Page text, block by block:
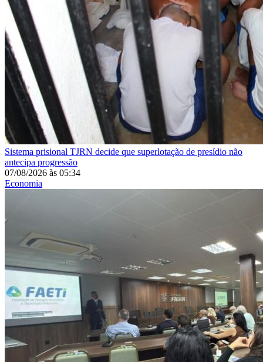
Sistema prisional TJRN decide que superlotação de presídio não
antecipa progressão
07/08/2026 às 05:34
Economia